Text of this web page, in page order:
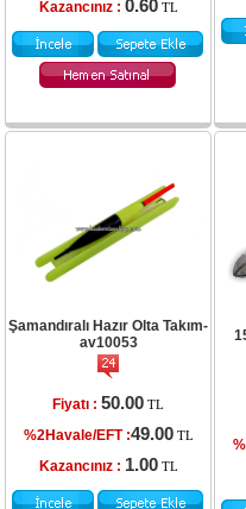
Kazancınız : 0.60 TL
Şamandıralı Hazır Olta Takım-
av10053
Fiyatı : 50.00 TL
%2Havale/EFT :49.00 TL
Kazancınız : 1.00 TL
Oskar Boili Yüzen Silikon Yem
20mm Kırmızı Kan Kokulu-
av15292